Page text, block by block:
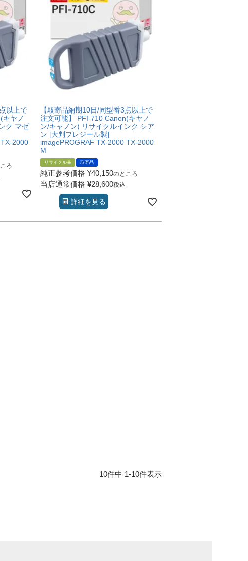
以上で
ヤノ
ク マゼ
2000
ろ
【取寄品納期10日/同型番3点以上で
注文可能】 PFI-710 Canon(キヤノ
ン/キャノン) リサイクルインク シア
ン [大判プレジール製]
imagePROGRAF TX-2000 TX-2000
M
リサイクル品 取寄品
純正参考価格 ¥40,150のところ
当店通常価格 ¥28,600税込
詳細を見る
10件中 1-10件表示